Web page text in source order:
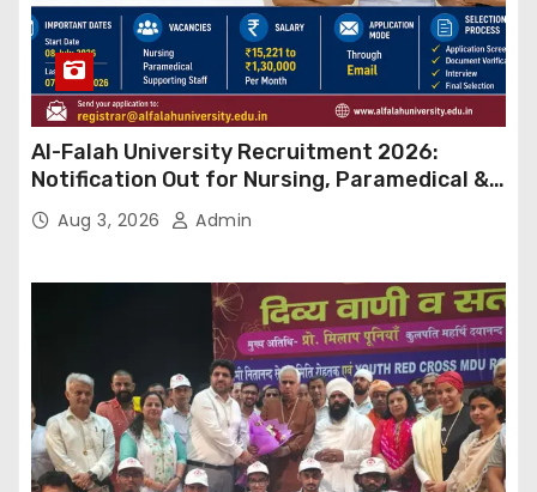
Al-Falah University Recruitment 2026:
Notification Out for Nursing, Paramedical &
Supporting Staff Posts, Apply Through Email
Aug 3, 2026 Admin